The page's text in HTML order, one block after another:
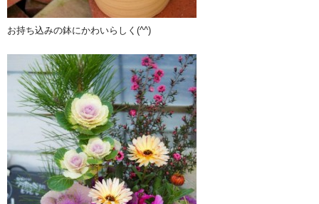
お持ち込みの鉢にかわいらしく(^^)